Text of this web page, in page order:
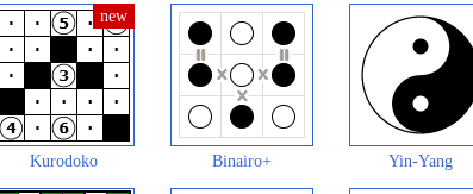
Kurodoko Binairo+ Yin-Yang